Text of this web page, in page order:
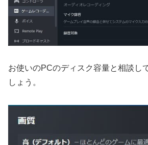
お使いのPCのディスク容量と相談し
しょう。